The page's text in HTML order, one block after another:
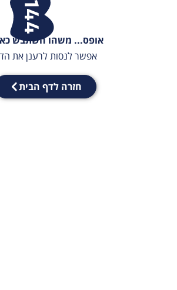
אופס... משהו השתבש
אפשר לנסות לרענן את
חזרה לדף הבית